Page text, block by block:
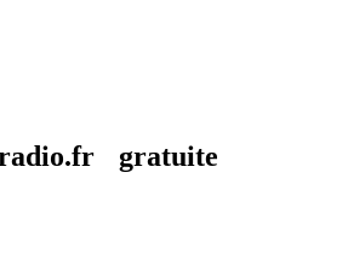
radio.fr gratuite